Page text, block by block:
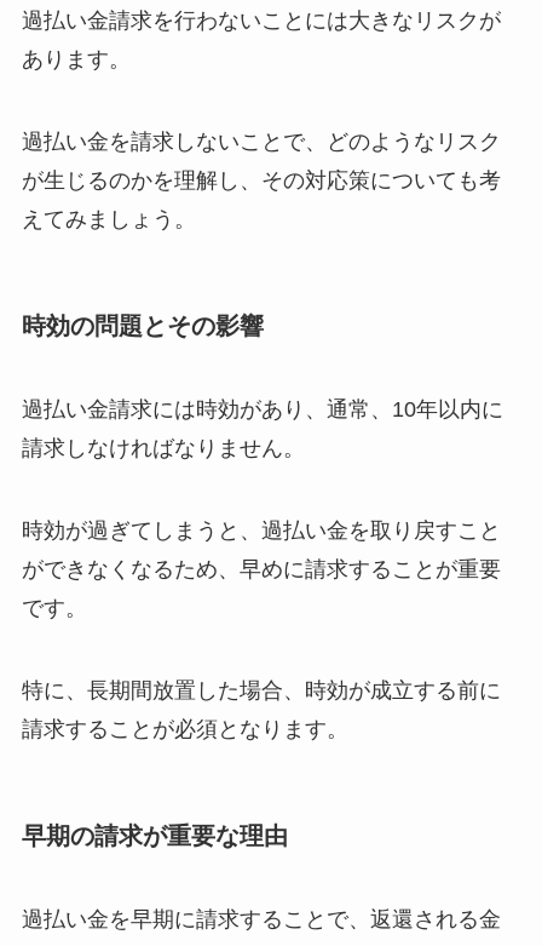
過払い金請求を行わないことには大きなリスクが
あります。
過払い金を請求しないことで、どのようなリスク
が生じるのかを理解し、その対応策についても考
えてみましょう。
時効の問題とその影響
過払い金請求には時効があり、通常、10年以内に
請求しなければなりません。
時効が過ぎてしまうと、過払い金を取り戻すこと
ができなくなるため、早めに請求することが重要
です。
特に、長期間放置した場合、時効が成立する前に
請求することが必須となります。
早期の請求が重要な理由
過払い金を早期に請求することで、返還される金